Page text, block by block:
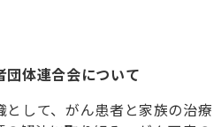
団体連合会について
して、がん患者と家族の治療